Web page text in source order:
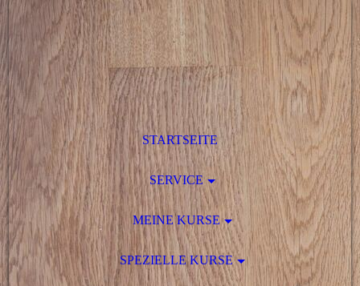
STARTSEITE
SERVICE
MEINE KURSE
SPEZIELLE KURSE